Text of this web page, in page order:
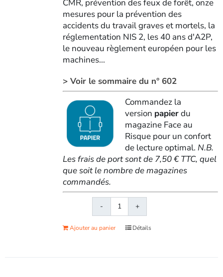
CMR, prévention des feux de forêt, onze
mesures pour la prévention des
accidents du travail graves et mortels, la
réglementation NIS 2, les 40 ans d'A2P,
le nouveau règlement européen pour les
machines...
> Voir le sommaire du n° 602
Commandez la
version papierdu
magazine Face au
Risque pour un confort
de lecture optimal. N.B.
Les frais de port sont de 7,50 € TTC, quel
que soit le nombre de magazines
commandés.
quantité
de
Face
Ajouter au panier Détails